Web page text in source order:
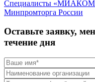
Специалисты «МИАКОМ»
Минпромторга России
Оставьте заявку,
течение дня